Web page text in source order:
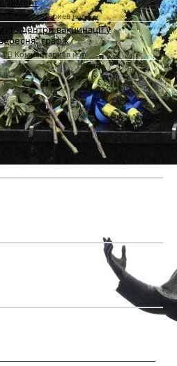
Комментариев нет
центри вакцинації у
графік
Комментариев нет
зубов:
в хороший центр